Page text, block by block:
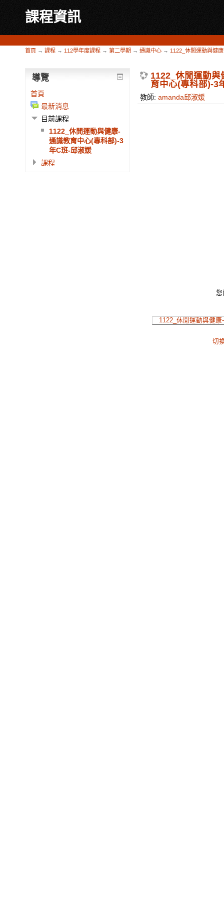
課程資訊
首頁 → 課程 → 112學年度課程 → 第二學期 → 通識中心 → 1122_休閒運動與健
1122_休閒運動與
育中心(專科部)-3
教師: amanda邱淑媛
導覽
首頁
最新消息
目前課程
1122_休閒運動與健康-
通識教育中心(專科部)-3
年C班-邱淑媛
課程
您
1122_休閒運動與健
切